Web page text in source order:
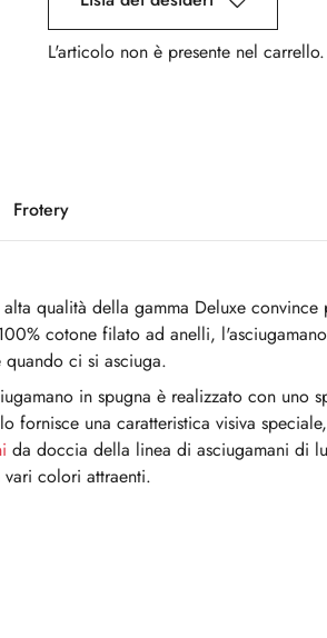
L'articolo non è presente nel carrello.
Frotery
qualità della gamma Deluxe convince
cotone filato ad anelli,
ci si asciuga.
in spugna è realizzato con uno
una caratteristica visiva
da doccia della linea di asciugamani di
colori attraenti.